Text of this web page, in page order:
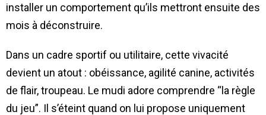
installer un comportement qu’ils mettront ensuite des
mois à déconstruire.
Dans un cadre sportif ou utilitaire, cette vivacité
devient un atout : obéissance, agilité canine, activités
de flair, troupeau. Le mudi adore comprendre “la règle
du jeu”. Il s’éteint quand on lui propose uniquement